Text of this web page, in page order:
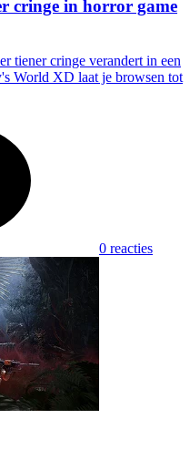
cringe in horror game
tiener cringe verandert in een
World XD laat je browsen tot
0 reacties